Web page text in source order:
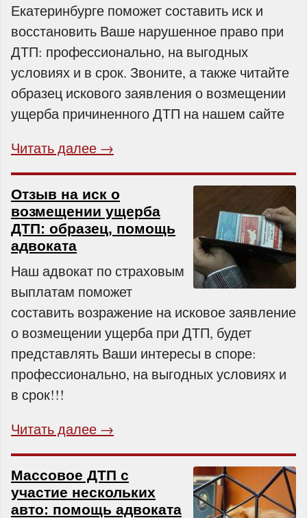
Екатеринбурге поможет составить иск и
восстановить Ваше нарушенное право при
ДТП: профессионально, на выгодных
условиях и в срок. Звоните, а также читайте
образец искового заявления о возмещении
ущерба причиненного ДТП на нашем сайте
Читать далее →
Отзыв на иск о
возмещении ущерба
ДТП: образец, помощь
адвоката
Наш адвокат по страховым
выплатам поможет
составить возражение на исковое заявление
о возмещении ущерба при ДТП, будет
представлять Ваши интересы в споре:
профессионально, на выгодных условиях и
в срок!!!
Читать далее →
Массовое ДТП с
участие нескольких
авто: помощь адвоката